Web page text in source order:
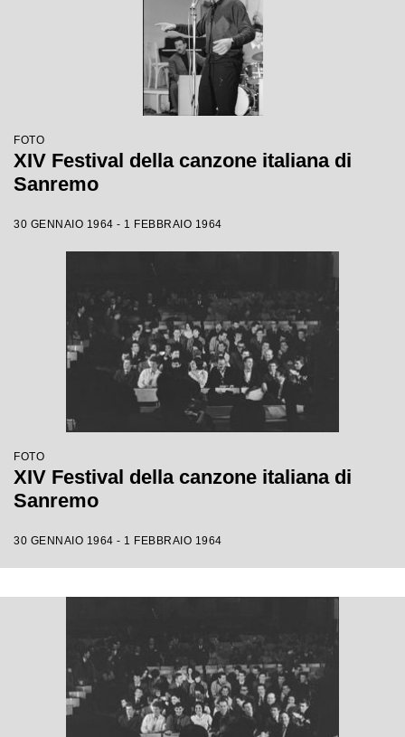
FOTO
XIV Festival della canzone italiana di
Sanremo
30 GENNAIO 1964 - 1 FEBBRAIO 1964
FOTO
XIV Festival della canzone italiana di
Sanremo
30 GENNAIO 1964 - 1 FEBBRAIO 1964